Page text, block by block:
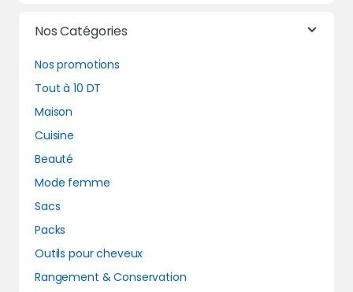
Nos Catégories
Nos promotions
Tout à 10 DT
Maison
Cuisine
Beauté
Mode femme
Sacs
Packs
Outils pour cheveux
Rangement & Conservation